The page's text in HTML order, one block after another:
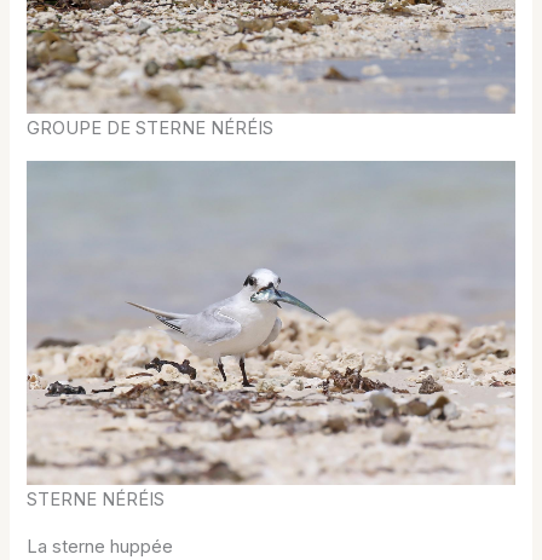
GROUPE DE STERNE NÉRÉIS
STERNE NÉRÉIS
La sterne huppée